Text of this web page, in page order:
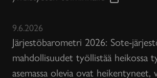
9.6.2026
Järjestöbarometri 2026: Sote-
mahdollisuudet työllistää heikossa
asemassa olevia ovat heikentyneet,